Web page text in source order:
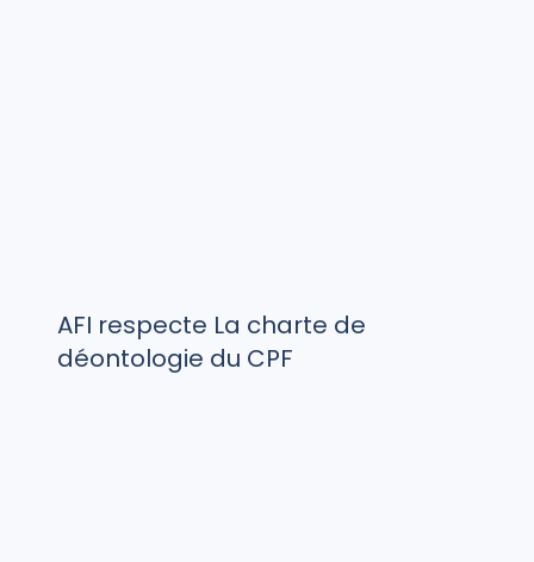
AFI respecte La charte de
déontologie du CPF